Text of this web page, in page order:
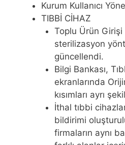
Kurum Kullanıcı
TIBBİ CİHAZ
Toplu Ürün Girişi
sterilizasyon
güncellendi.
Bilgi Bankası,
ekranlarında
kısımları ayrı
İthal tıbbi
bildirimi
firmaların aynı